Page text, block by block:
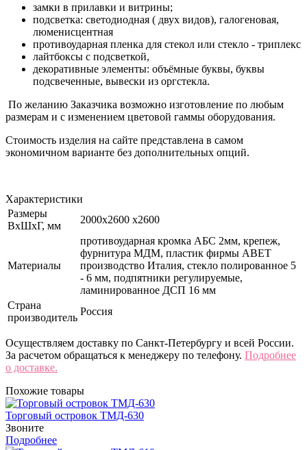
замки в прилавки и витрины;
подсветка: светодиодная ( двух видов), галогеновая,
люменисцентная
противоударная пленка для стекол или стекло - триплекс
лайтбоксы с подсветкой,
декоративные элементы: объёмные буквы, буквы
подсвеченные, вывески из оргстекла.
По желанию Заказчика возможно изготовление по любым
размерам и с изменением цветовой гаммы оборудования.
Стоимость изделия на сайте представлена в самом
экономичном варианте без дополнительных опций.
Характеристики
Размеры
ВхШхГ, мм
2000х2600 х2600
Материалы
противоударная кромка АБС 2мм, крепеж,
фурнитура МДМ, пластик фирмы ABET
производство Италия, стекло полированное 5
- 6 мм, подпятники регулируемые,
ламинированное ДСП 16 мм
Страна
производитель
Россия
Осуществляем доставку по Санкт-Петербургу и всей России.
За расчетом обращаться к менеджеру по телефону. Подробнее
о доставке.
Похожие товары
Торговый островок ТМД-630
Звоните
Подробнее